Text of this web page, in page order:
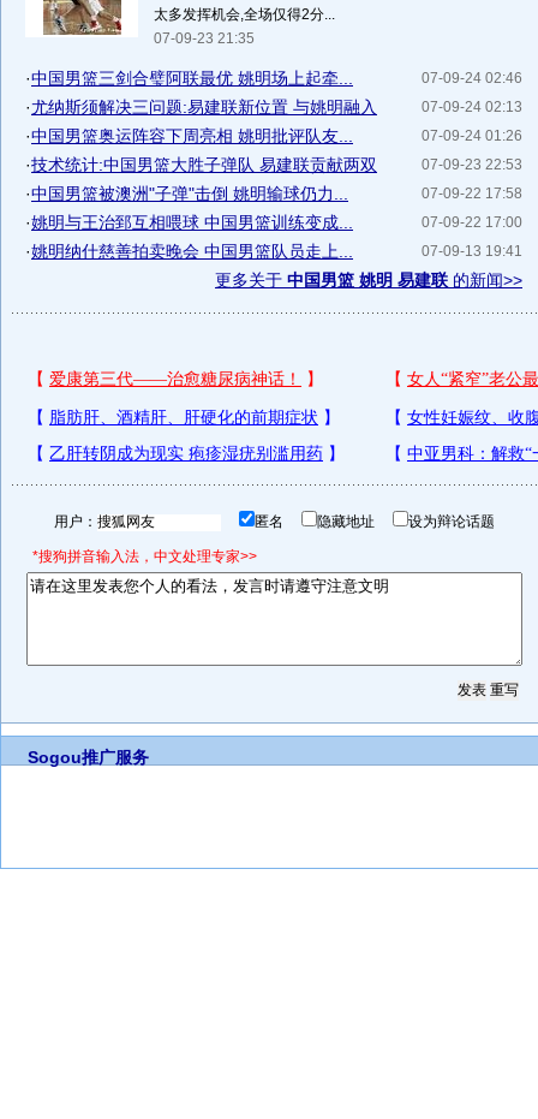
太多发挥机会,全场仅得2分...
07-09-23 21:35
07-09-24 02:46
·中国男篮三剑合璧阿联最优 姚明场上起牵...
07-09-24 02:13
·尤纳斯须解决三问题:易建联新位置 与姚明融入
07-09-24 01:26
·中国男篮奥运阵容下周亮相 姚明批评队友...
07-09-23 22:53
·技术统计:中国男篮大胜子弹队 易建联贡献两双
07-09-22 17:58
·中国男篮被澳洲"子弹"击倒 姚明输球仍力...
07-09-22 17:00
·姚明与王治郅互相喂球 中国男篮训练变成...
07-09-13 19:41
·姚明纳什慈善拍卖晚会 中国男篮队员走上...
更多关于 中国男篮 姚明 易建联 的新闻>>
用户： 匿名 隐藏地址 设为辩论话题
*搜狗拼音输入法，中文处理专家>>
Sogou推广服务